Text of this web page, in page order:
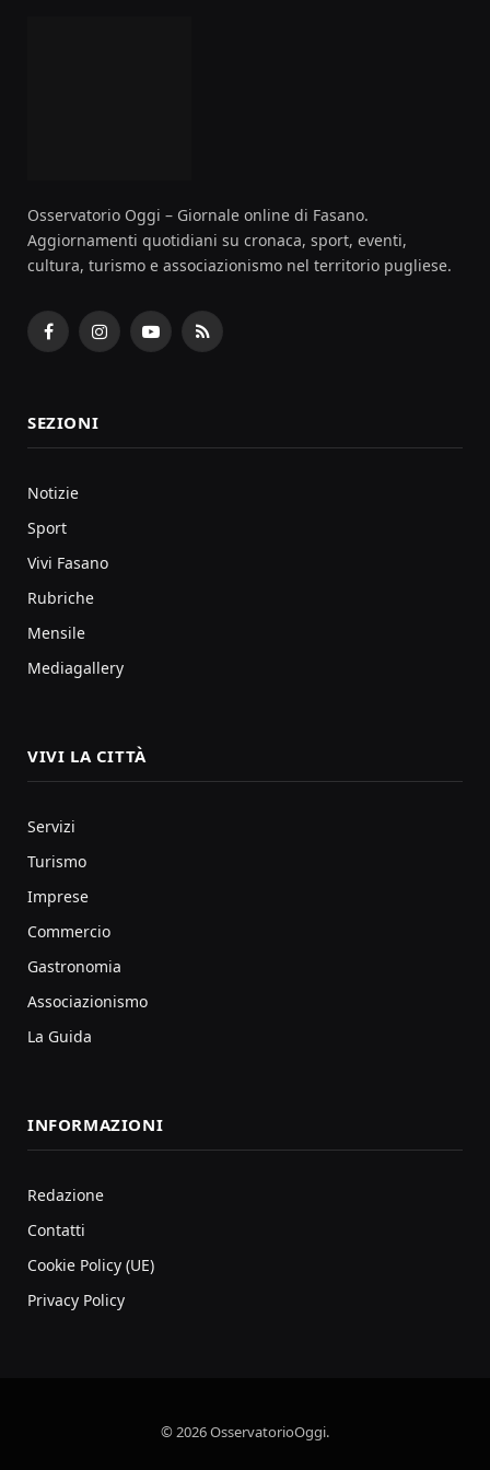
Osservatorio Oggi – Giornale online di Fasano.
Aggiornamenti quotidiani su cronaca, sport, eventi,
cultura, turismo e associazionismo nel territorio pugliese.
FacebookInstagramYouTubeRSS
SEZIONI
Notizie
Sport
Vivi Fasano
Rubriche
Mensile
Mediagallery
VIVI LA CITTÀ
Servizi
Turismo
Imprese
Commercio
Gastronomia
Associazionismo
La Guida
INFORMAZIONI
Redazione
Contatti
Cookie Policy (UE)
Privacy Policy
© 2026 OsservatorioOggi.